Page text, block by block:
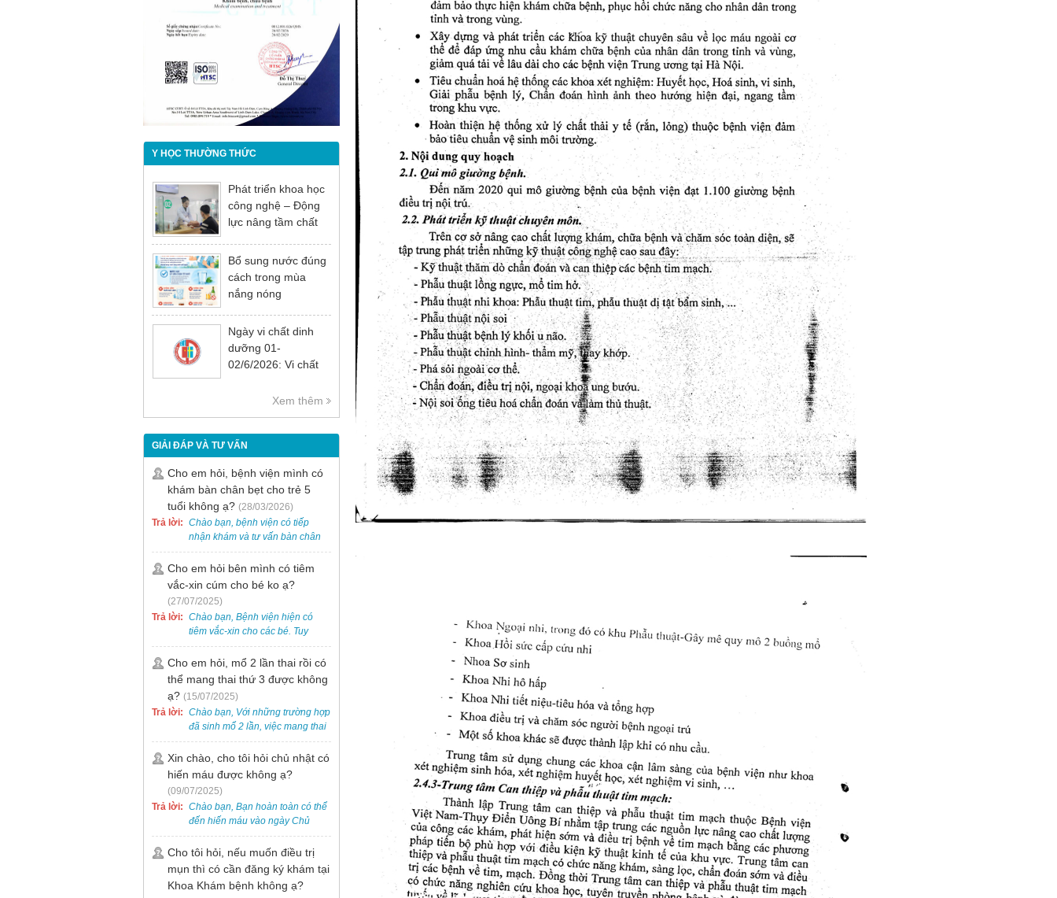
Y HỌC THƯỜNG THỨC
Phát triển khoa học
công nghệ – Động
lực nâng tầm chất
bệnh
Bổ sung nước đúng
cách trong mùa
nắng nóng
Ngày vi chất dinh
dưỡng 01-
02/6/2026: Vi chất
thiết cho sự phát
Xem thêm
GIẢI ĐÁP VÀ TƯ VẤN
Cho em hỏi, bệnh viện mình có
khám bàn chân bẹt cho trẻ 5
tuổi không ạ? (28/03/2026)
Trả lời: Chào bạn, bệnh viện có tiếp
nhận khám và tư vấn bàn chân
bẹt cho trẻ em, bao gồm cả trẻ 5
tuổi. Bạn có thể đưa bé đến
Khoa Khám bệnh của bệnh viện
để được bác sĩ chuyên khoa
thăm khám. Ngoài ra, để thuận
tiện hơn, bạn có thể đặt lịch
khám trước qua số điện thoại:
0988 270 115. Nếu cần hỗ trợ
thêm, vui lòng liên hệ qua Zalo
hoặc Fanpage Bệnh viện Việt
Nam - Thụy Điển Uông Bí.
Cho em hỏi bên mình có tiêm
vắc-xin cúm cho bé ko ạ?
(27/07/2025)
Trả lời: Chào bạn, Bệnh viện hiện có
tiêm vắc-xin cho các bé. Tuy
nhiên, các loại vắc-xin thường về
theo từng đợt, không phải lúc
nào cũng có sẵn.
Cho em hỏi, mổ 2 lần thai rồi có
thể mang thai thứ 3 được không
ạ? (15/07/2025)
Trả lời: Chào bạn, Với những trường hợp
đã sinh mổ 2 lần, việc mang thai
lần 3 vẫn có thể thực hiện được.
Tại Bệnh viện, chúng tôi đã tiếp
nhận và hỗ trợ nhiều thai phụ có
nhu cầu tương tự.
Xin chào, cho tôi hỏi chủ nhật có
hiến máu được không ạ?
(09/07/2025)
Trả lời: Chào bạn, Bạn hoàn toàn có thể
đến hiến máu vào ngày Chủ
Nhật.
Cho tôi hỏi, nếu muốn điều trị
mụn thì có cần đăng ký khám tại
Khoa Khám bệnh không ạ?